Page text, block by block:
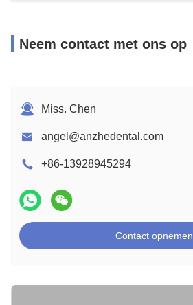
Neem contact met ons op
Miss. Chen
angel@anzhedental.com
+86-13928945294
Contact opnemen